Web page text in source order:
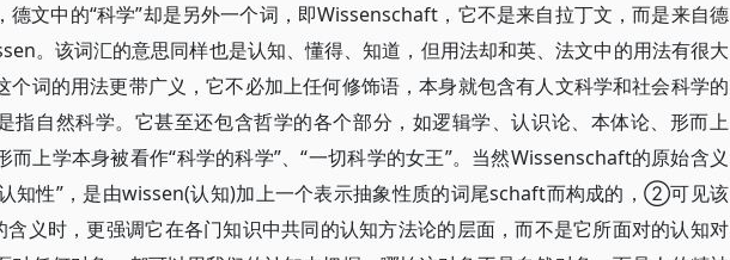
德文中的“科学”却是另外一个词，即Wissenschaft，它不是来自拉丁文，而是来自德
。该词汇的意思同样也是认知、懂得、知道，但用法却和英、法文中的用法有很大
个词的用法更带广义，它不必加上任何修饰语，本身就包含有人文科学和社会科学的
指自然科学。它甚至还包含哲学的各个部分，如逻辑学、认识论、本体论、形而上
而上学本身被看作“科学的科学”、“一切科学的女王”。当然Wissenschaft的原始含义
认知性”，是由wissen(认知)加上一个表示抽象性质的词尾schaft而构成的，②可见该
含义时，更强调它在各门知识中共同的认知方法论的层面，而不是它所面对的认知对